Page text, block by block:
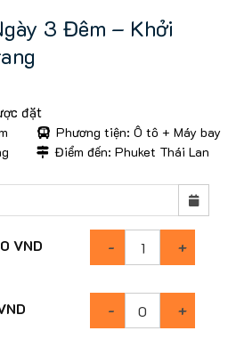
3 Đêm – Khởi
đặt
Phương tiện: Ô tô + Máy bay
Điểm đến: Phuket Thái Lan
VND